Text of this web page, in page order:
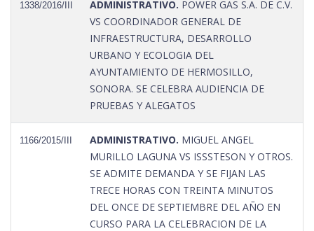
1338/2016/III ADMINISTRATIVO. POWER GAS S.A. DE C.V.
VS COORDINADOR GENERAL DE
INFRAESTRUCTURA, DESARROLLO
URBANO Y ECOLOGIA DEL
AYUNTAMIENTO DE HERMOSILLO,
SONORA. SE CELEBRA AUDIENCIA DE
PRUEBAS Y ALEGATOS
1166/2015/III ADMINISTRATIVO. MIGUEL ANGEL
MURILLO LAGUNA VS ISSSTESON Y OTROS.
SE ADMITE DEMANDA Y SE FIJAN LAS
TRECE HORAS CON TREINTA MINUTOS
DEL ONCE DE SEPTIEMBRE DEL AÑO EN
CURSO PARA LA CELEBRACION DE LA